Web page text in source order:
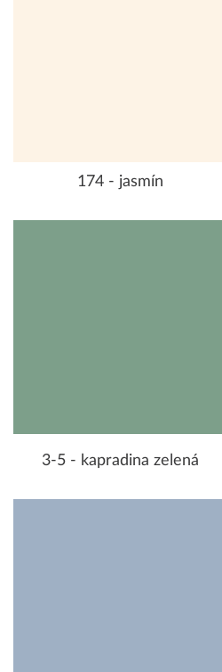
174 - jasmín
3-5 - kapradina zelená